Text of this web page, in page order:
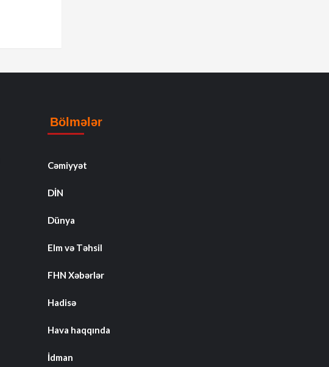
Bölmələr
Cəmiyyət
DİN
Dünya
Elm və Təhsil
FHN Xəbərlər
Hadisə
Hava haqqında
İdman